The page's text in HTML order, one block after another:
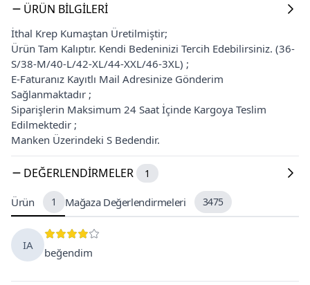
ÜRÜN BILGILERI
İthal Krep Kumaştan Üretilmiştir;
Ürün Tam Kalıptır. Kendi Bedeninizi Tercih Edebilirsiniz. (36-
S/38-M/40-L/42-XL/44-XXL/46-3XL) ;
E-Faturanız Kayıtlı Mail Adresinize Gönderim
Sağlanmaktadır ;
Siparişlerin Maksimum 24 Saat İçinde Kargoya Teslim
Edilmektedir ;
Manken Üzerindeki S Bedendir.
DEĞERLENDIRMELER 1
Ürün 1 Mağaza Değerlendirmeleri 3475
IA
beğendim